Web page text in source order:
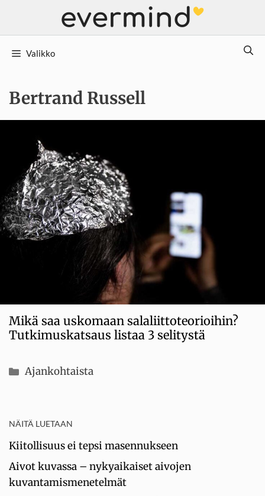
Valikko
Bertrand Russell
Mikä saa uskomaan salaliittoteorioihin?
Tutkimuskatsaus listaa 3 selitystä
Kategoriat
Ajankohtaista
NÄITÄ LUETAAN
Kiitollisuus ei tepsi masennukseen
Aivot kuvassa – nykyaikaiset aivojen
kuvantamismenetelmät